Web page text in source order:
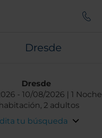
Dresde
Dresde
10/08/2026
1 Noche
2 adultos
tu búsqueda